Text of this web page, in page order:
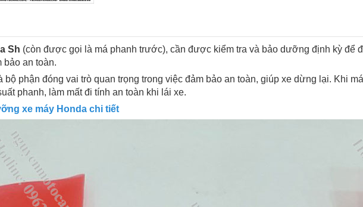
Sh (còn được gọi là má phanh trước), cần được kiểm tra và bảo dưỡng định kỳ để
bảo an toàn.
bộ phận đóng vai trò quan trọng trong việc đảm bảo an toàn, giúp xe dừng lại. Khi
phanh, làm mất đi tính an toàn khi lái xe.
xe máy Honda chi tiết